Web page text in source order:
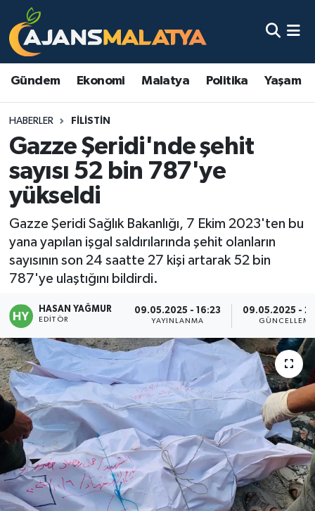
Gündem Ekonomi Malatya Politika Yaşam
HABERLER FILISTIN
Gazze Şeridi'nde şehit
sayısı 52 bin 787'ye
yükseldi
Gazze Şeridi Sağlık Bakanlığı, 7 Ekim 2023'ten bu
yana yapılan işgal saldırılarında şehit olanların
sayısının son 24 saatte 27 kişi artarak 52 bin
787'ye ulaştığını bildirdi.
HASAN YAĞMUR
EDITÖR
09.05.2025 - 16:23
YAYINLANMA
09.05.2025 -
GÜNCELLEME
Asayiş
Eğitim
Ekonomi
Gündem
Kadın
Kültür & Sanat
Magazin
Politika
Sağlık
Spor
Teknoloji
Yaşam
Malatya Nöbetçi Eczaneler
Malatya Namaz Vakitleri
Malatya Trafik Yoğunluk Haritası
TFF 3.Lig 2.Grup Puan Durumu ve Fikstür
Tüm Manşetler
Son Dakika Haberleri
Haber Arşivi